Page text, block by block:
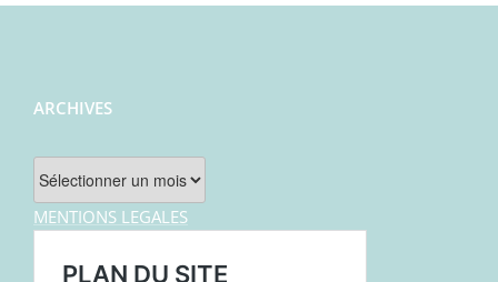
ARCHIVES
Archives
MENTIONS LEGALES